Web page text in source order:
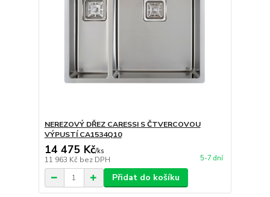
NEREZOVÝ DŘEZ CARESSI S ČTVERCOVOU
VÝPUSTÍ CA1534Q10
14 475 Kč/ks
11 963 Kč bez DPH 5-7 dní
Přidat do košíku